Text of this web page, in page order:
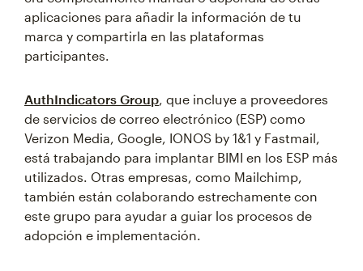
aplicaciones para añadir la información de tu
marca y compartirla en las plataformas
participantes.
AuthIndicators Group , que incluye a proveedores
de servicios de correo electrónico (ESP) como
Verizon Media, Google, IONOS by 1&1 y Fastmail,
está trabajando para implantar BIMI en los ESP más
utilizados. Otras empresas, como Mailchimp,
también están colaborando estrechamente con
este grupo para ayudar a guiar los procesos de
adopción e implementación.